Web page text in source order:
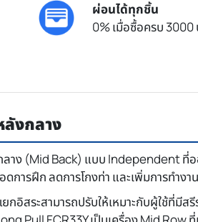
ผ่อนได้ทุกชิ้น
0% เมื่อซื้อครบ 3000
ลังกลาง
ลาง (Mid Back) แบบ Independent ที่
ารฝึก ลดการโกงท่า และเพิ่มการทำง
อิสระสามารถปรับให้เหมาะกับผู้ใช้ที่มีส